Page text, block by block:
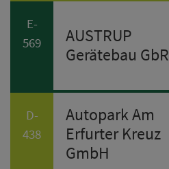
E-
569
AUSTRUP
Gerätebau GbR
D-
438
Autopark Am
Erfurter Kreuz
GmbH